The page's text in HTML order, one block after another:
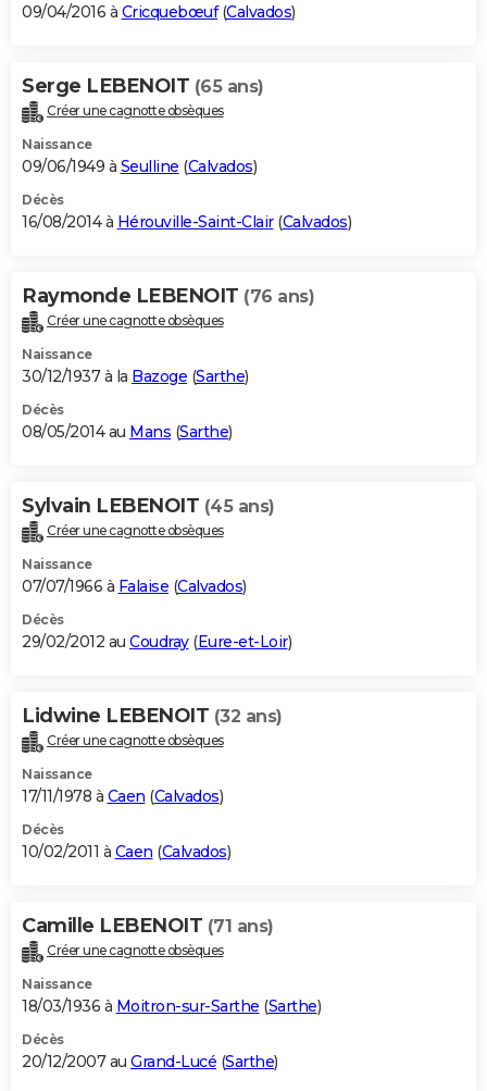
09/04/2016 à Cricquebœuf(Calvados)
Serge LEBENOIT (65 ans)
Créer une cagnotte obsèques
Naissance
09/06/1949 à Seulline (Calvados)
Décès
16/08/2014 à Hérouville-Saint-Clair(Calvados)
Raymonde LEBENOIT (76 ans)
Créer une cagnotte obsèques
Naissance
30/12/1937 à la Bazoge (Sarthe)
Décès
08/05/2014 au Mans (Sarthe)
Sylvain LEBENOIT (45 ans)
Créer une cagnotte obsèques
Naissance
07/07/1966 à Falaise (Calvados)
Décès
29/02/2012 au Coudray(Eure-et-Loir)
Lidwine LEBENOIT (32 ans)
Créer une cagnotte obsèques
Naissance
17/11/1978 à Caen (Calvados)
Décès
10/02/2011 à Caen (Calvados)
Camille LEBENOIT (71 ans)
Créer une cagnotte obsèques
Naissance
18/03/1936 à Moitron-sur-Sarthe (Sarthe)
Décès
20/12/2007 au Grand-Lucé (Sarthe)